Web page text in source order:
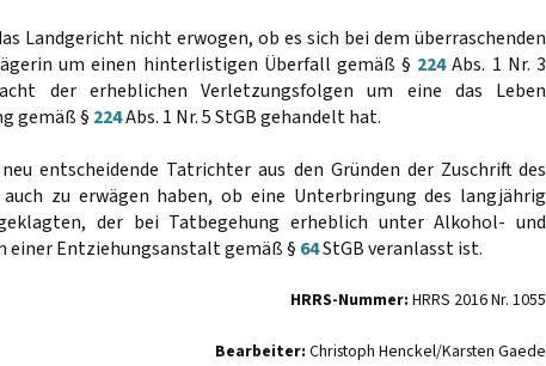
Landgericht nicht erwogen, ob es sich bei dem überraschenden
um einen hinterlistigen Überfall gemäß § 224Abs. 1 Nr. 3
der erheblichen Verletzungsfolgen um eine das Leben
gemäß § 224Abs. 1 Nr. 5 StGB gehandelt hat.
entscheidende Tatrichter aus den Gründen der Zuschrift des
auch zu erwägen haben, ob eine Unterbringung des langjährig
der bei Tatbegehung erheblich unter Alkohol- und
einer Entziehungsanstalt gemäß § 64StGB veranlasst ist.
HRRS-Nummer: HRRS 2016 Nr. 1055
Bearbeiter: Christoph Henckel/Karsten Gaede